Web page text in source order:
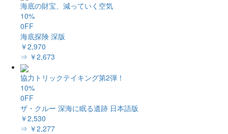
海底の財宝、減っていく空気
10%
0FF
海底探険 深版
￥2,970
⇒ ￥2,673
協力トリックテイキング第2弾！
10%
0FF
ザ・クルー 深海に眠る遺跡 日本語版
￥2,530
⇒ ￥2,277